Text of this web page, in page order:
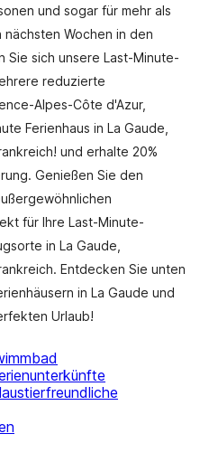
und sogar für mehr als
nächsten Wochen in den
Sie sich unsere Last-Minute-
reduzierte
Alpes-Côte d'Azur,
Ferienhaus in La Gaude,
und erhalte 20%
Genießen Sie den
für Ihre Last-Minute-
in La Gaude,
Entdecken Sie unten
in La Gaude und
Urlaub!